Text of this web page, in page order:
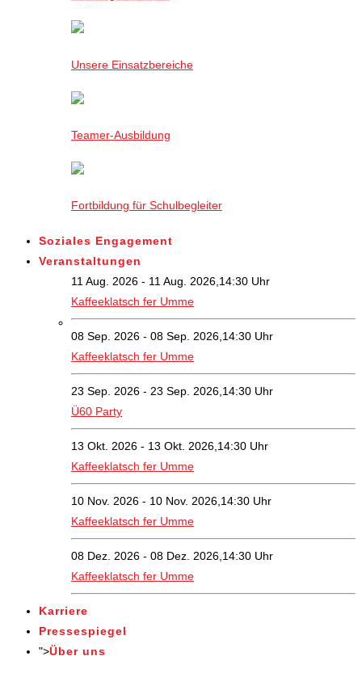
Unsere Einsatzbereiche
Teamer-Ausbildung
Fortbildung für Schulbegleiter
Soziales Engagement
Veranstaltungen
11 Aug. 2026 - 11 Aug. 2026,14:30 Uhr
Kaffeeklatsch fer Umme
08 Sep. 2026 - 08 Sep. 2026,14:30 Uhr
Kaffeeklatsch fer Umme
23 Sep. 2026 - 23 Sep. 2026,14:30 Uhr
Ü60 Party
13 Okt. 2026 - 13 Okt. 2026,14:30 Uhr
Kaffeeklatsch fer Umme
10 Nov. 2026 - 10 Nov. 2026,14:30 Uhr
Kaffeeklatsch fer Umme
08 Dez. 2026 - 08 Dez. 2026,14:30 Uhr
Kaffeeklatsch fer Umme
Karriere
Pressespiegel
">Über uns